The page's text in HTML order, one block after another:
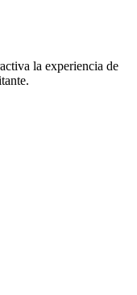
la experiencia de